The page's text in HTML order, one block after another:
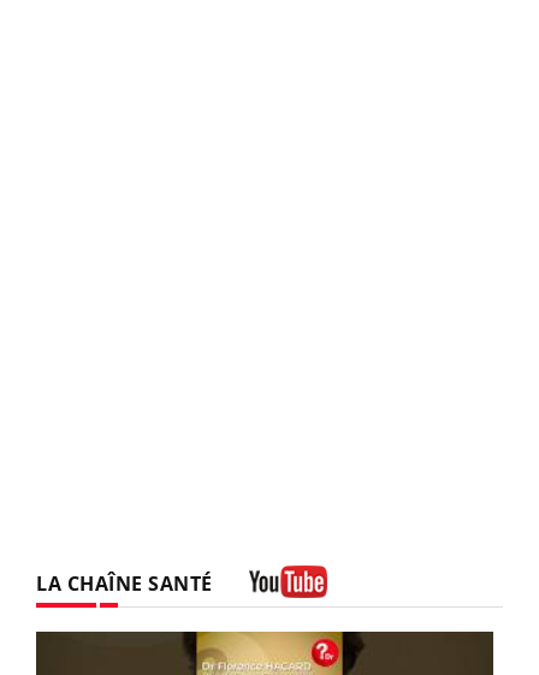
LA CHAÎNE SANTÉ